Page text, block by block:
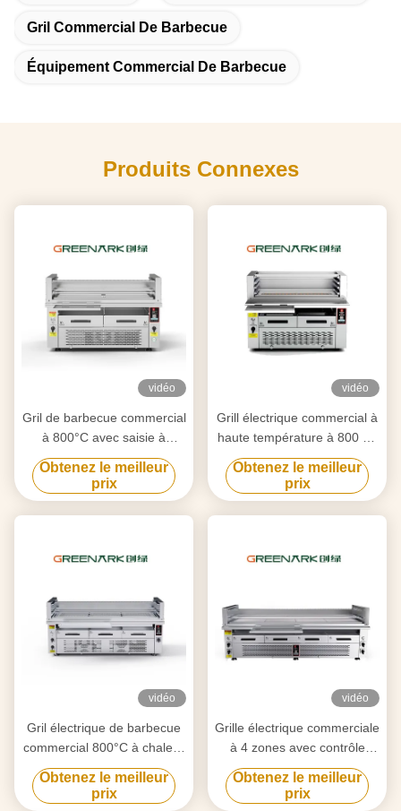
Gril Commercial De Barbecue
Équipement Commercial De Barbecue
Produits Connexes
vidéo
Gril de barbecue commercial
à 800°C avec saisie à
double zone
Obtenez le meilleur
prix
vidéo
Grill électrique commercial à
haute température à 800 °C
6,5 kW certifié CE
Obtenez le meilleur
prix
vidéo
Gril électrique de barbecue
commercial 800°C à chaleur
élevée, cuisson à 3 zones
Obtenez le meilleur
prix
vidéo
Grille électrique commerciale
à 4 zones avec contrôle
indépendant à 800 °C
Obtenez le meilleur
prix